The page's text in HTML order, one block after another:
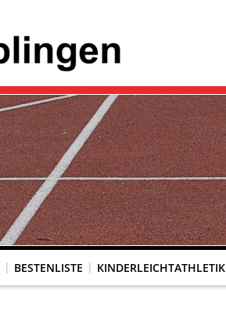
BESTENLISTE KINDERLEICHTATHLETIK